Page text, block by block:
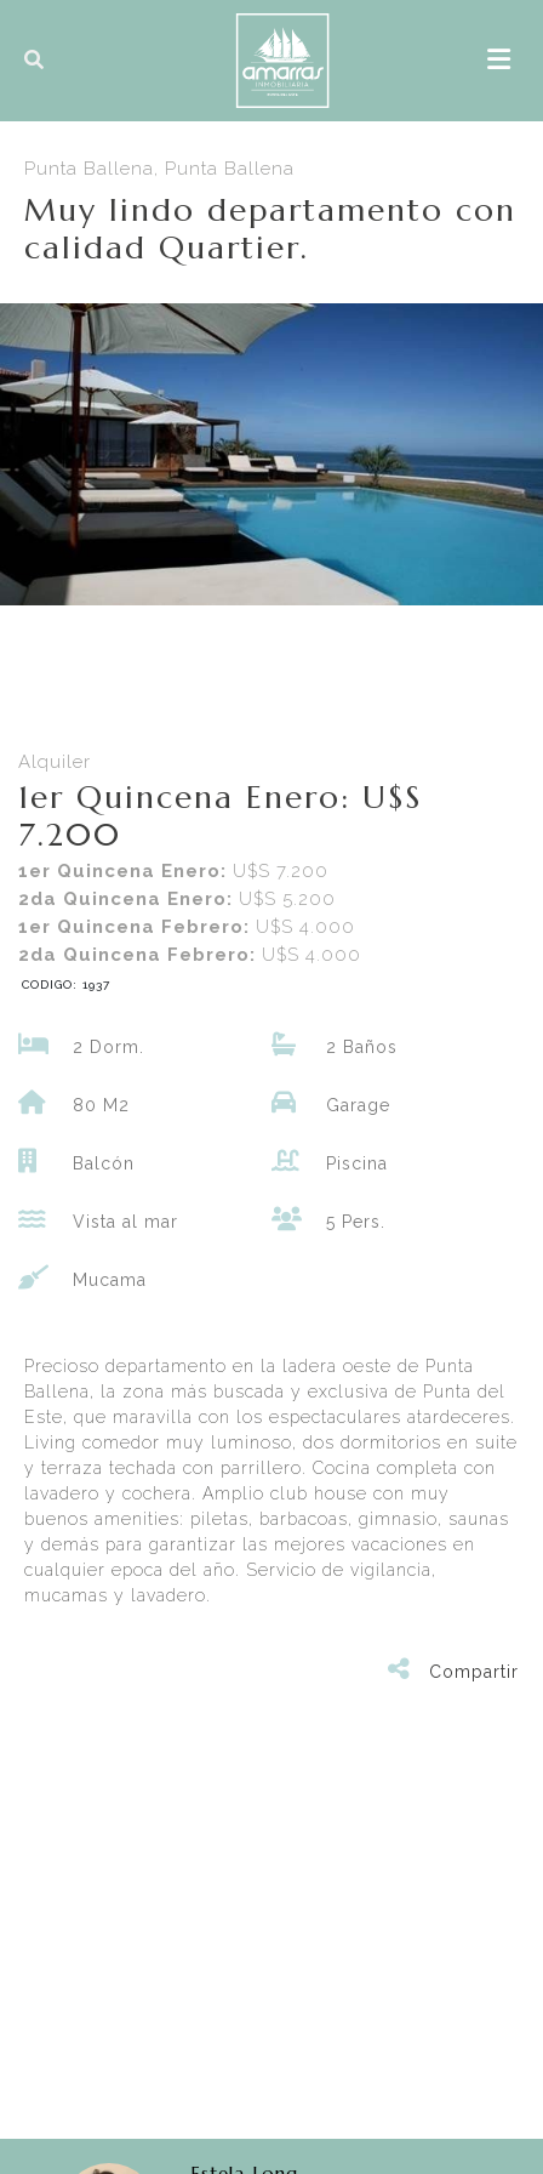
Punta Ballena, Punta Ballena
Muy lindo departamento con
calidad Quartier.
Alquiler
1er Quincena Enero: U$S
7.200
1er Quincena Enero: U$S 7.200
2da Quincena Enero: U$S 5.200
1er Quincena Febrero: U$S 4.000
2da Quincena Febrero: U$S 4.000
CODIGO: 1937
2 Dorm. 2 Baños
80 M2 Garage
Balcón Piscina
Vista al mar 5 Pers.
Mucama
Precioso departamento en la ladera oeste de Punta
Ballena, la zona más buscada y exclusiva de Punta del
Este, que maravilla con los espectaculares atardeceres.
Living comedor muy luminoso, dos dormitorios en suite
y terraza techada con parrillero. Cocina completa con
lavadero y cochera. Amplio club house con muy
buenos amenities: piletas, barbacoas, gimnasio, saunas
y demás para garantizar las mejores vacaciones en
cualquier epoca del año. Servicio de vigilancia,
mucamas y lavadero.
Compartir